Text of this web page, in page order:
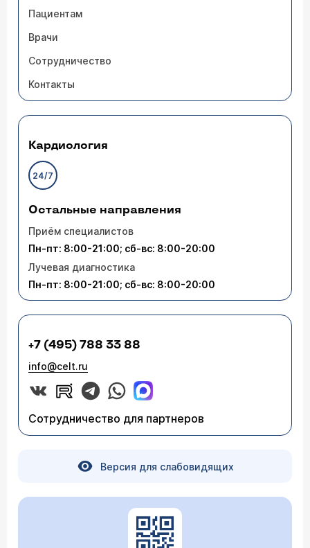
Пациентам
Врачи
Сотрудничество
Контакты
Кардиология
24/7
Остальные направления
Приём специалистов
Пн-пт: 8:00-21:00; сб-вс: 8:00-20:00
Лучевая диагностика
Пн-пт: 8:00-21:00; сб-вс: 8:00-20:00
+7 (495) 788 33 88
info@celt.ru
Сотрудничество для партнеров
Версия для слабовидящих